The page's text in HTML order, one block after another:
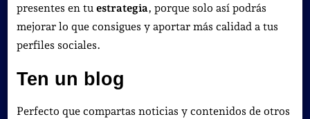
presentes en tu estrategia, porque solo así podrás
mejorar lo que consigues y aportar más calidad a tus
perfiles sociales.
Ten un blog
Perfecto que compartas noticias y contenidos de otros